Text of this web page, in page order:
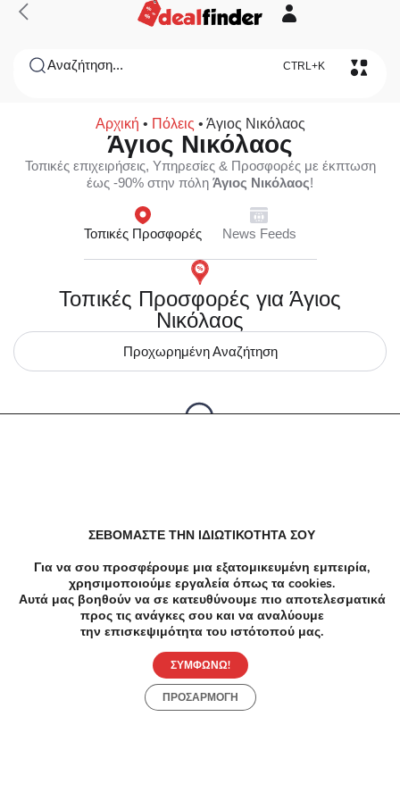
Αναζήτηση... CTRL+K
Αρχική • Πόλεις • Άγιος Νικόλαος
Άγιος Νικόλαος
Τοπικές επιχειρήσεις, Υπηρεσίες & Προσφορές με έκπτωση
έως -90% στην πόλη Άγιος Νικόλαος!
Τοπικές Προσφορές News Feeds
Τοπικές Προσφορές για Άγιος
Νικόλαος
Προχωρημένη Αναζήτηση
ΣΕΒΟΜΑΣΤΕ ΤΗΝ ΙΔΙΩΤΙΚΟΤΗΤΑ ΣΟΥ
Για να σου προσφέρουμε μια εξατομικευμένη εμπειρία,
χρησιμοποιούμε εργαλεία όπως τα cookies.
Αυτά μας βοηθούν να σε κατευθύνουμε πιο αποτελεσματικά
προς τις ανάγκες σου και να αναλύουμε
την επισκεψιμότητα του ιστότοπού μας.
ΣΥΜΦΩΝΩ!
ΠΡΟΣΑΡΜΟΓΗ